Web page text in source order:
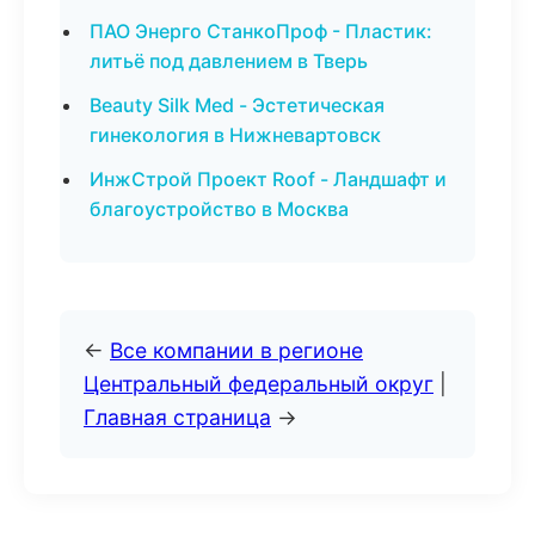
ПАО Энерго СтанкоПроф - Пластик:
литьё под давлением в Тверь
Beauty Silk Med - Эстетическая
гинекология в Нижневартовск
ИнжСтрой Проект Roof - Ландшафт и
благоустройство в Москва
← Все компании в регионе
Центральный федеральный округ
Главная страница →